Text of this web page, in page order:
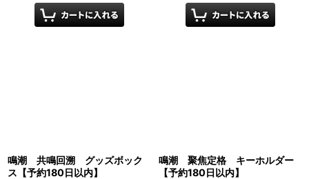
鳴潮 共鳴回溯 グッズボック
ス【予約180日以内】
鳴潮 聚焦定格 キーホルダー
【予約180日以内】